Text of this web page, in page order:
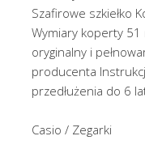
Szafirowe szkiełko
Wymiary koperty
oryginalny i
producenta
przedłużenia do 6
Casio / Zegarki